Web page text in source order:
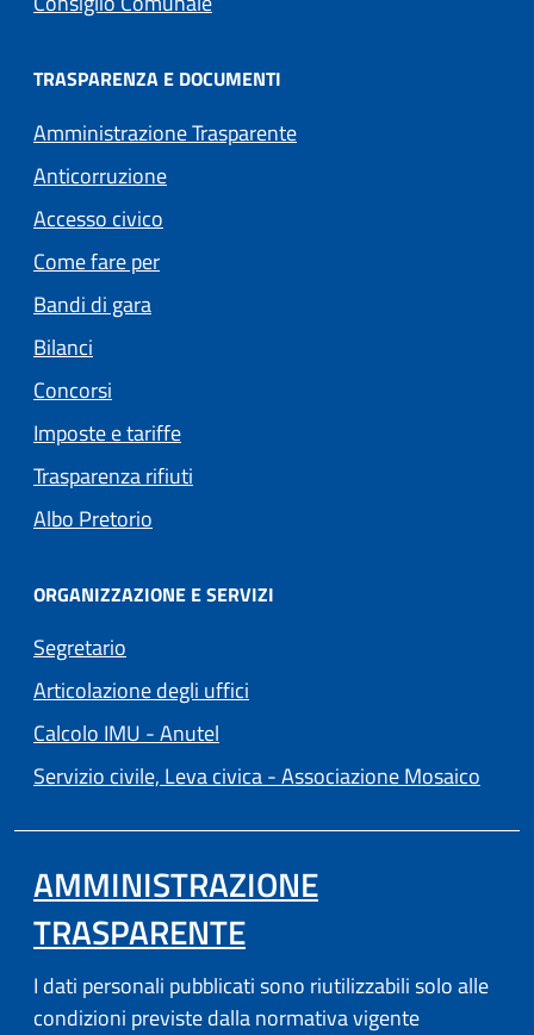
TRASPARENZA E DOCUMENTI
Amministrazione Trasparente
Anticorruzione
Accesso civico
Come fare per
Bandi di gara
Bilanci
Concorsi
Imposte e tariffe
Trasparenza rifiuti
Albo Pretorio
ORGANIZZAZIONE E SERVIZI
Segretario
Articolazione degli uffici
Calcolo IMU - Anutel
Servizio civile, Leva civica - Associazione Mosaico
AMMINISTRAZIONE
TRASPARENTE
I dati personali pubblicati sono riutilizzabili solo alle
condizioni previste dalla normativa vigente